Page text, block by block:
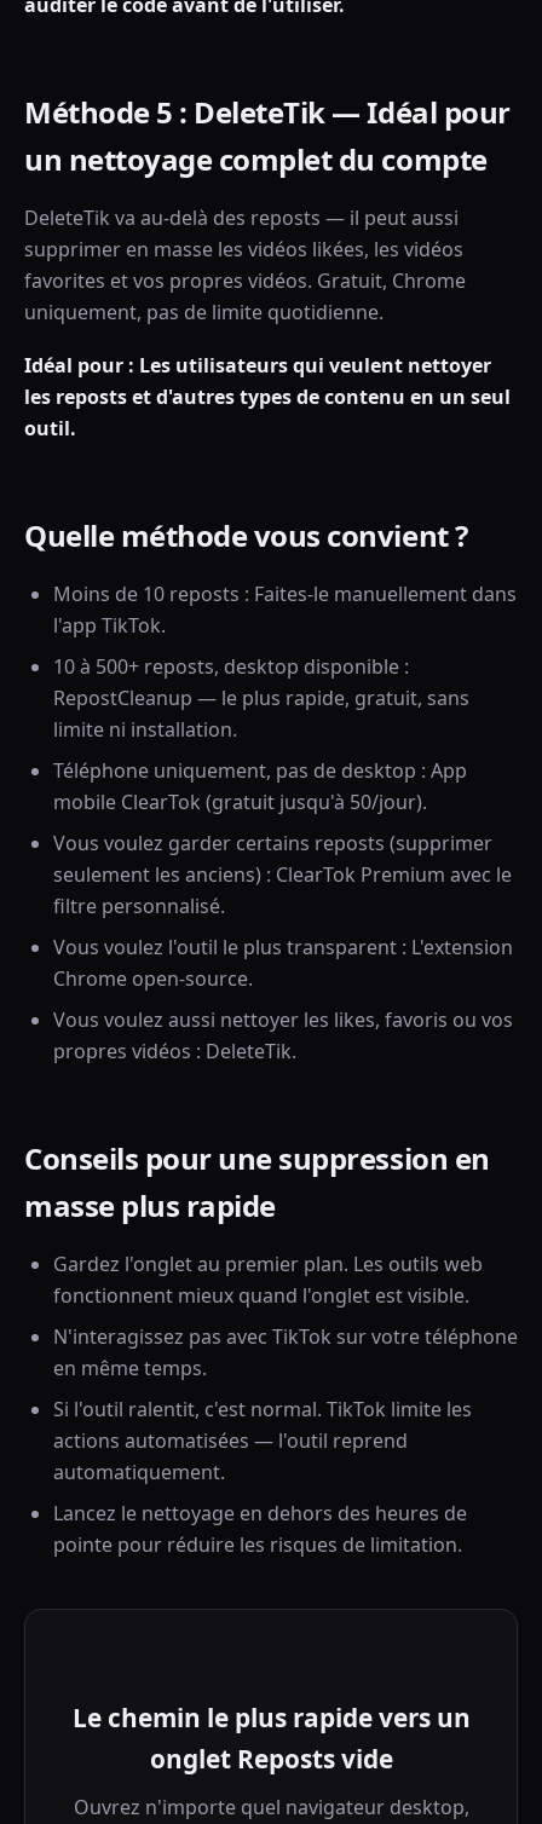
Méthode 5 : DeleteTik — Idéal pour
un nettoyage complet du compte
DeleteTik va au-delà des reposts — il peut aussi
supprimer en masse les vidéos likées, les vidéos
favorites et vos propres vidéos. Gratuit, Chrome
uniquement, pas de limite quotidienne.
Idéal pour : Les utilisateurs qui veulent nettoyer
les reposts et d'autres types de contenu en un seul
outil.
Quelle méthode vous convient ?
Moins de 10 reposts : Faites-le manuellement dans
l'app TikTok.
10 à 500+ reposts, desktop disponible :
RepostCleanup — le plus rapide, gratuit, sans
limite ni installation.
Téléphone uniquement, pas de desktop : App
mobile ClearTok (gratuit jusqu'à 50/jour).
Vous voulez garder certains reposts (supprimer
seulement les anciens) : ClearTok Premium avec le
filtre personnalisé.
Vous voulez l'outil le plus transparent : L'extension
Chrome open-source.
Vous voulez aussi nettoyer les likes, favoris ou vos
propres vidéos : DeleteTik.
Conseils pour une suppression en
masse plus rapide
Gardez l'onglet au premier plan. Les outils web
fonctionnent mieux quand l'onglet est visible.
N'interagissez pas avec TikTok sur votre téléphone
en même temps.
Si l'outil ralentit, c'est normal. TikTok limite les
actions automatisées — l'outil reprend
automatiquement.
Lancez le nettoyage en dehors des heures de
pointe pour réduire les risques de limitation.
Le chemin le plus rapide vers un
onglet Reposts vide
Ouvrez n'importe quel navigateur desktop,